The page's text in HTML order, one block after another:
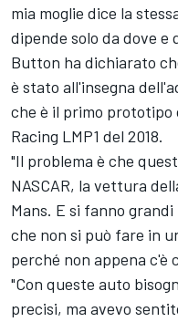
mia moglie dice la
dipende solo da dove e
Button ha dichiarato
è stato all'insegna
che è il primo prototipo
Racing LMP1 del 2018.
"Il problema è che
NASCAR, la vettura
Mans. E si fanno
che non si può fare in
perché non appena
"Con queste auto
precisi, ma avevo